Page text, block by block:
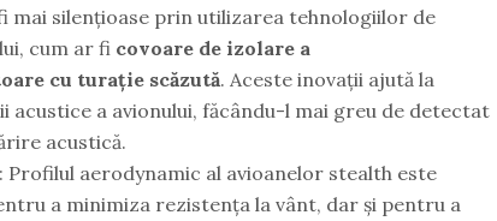
mai silențioase prin utilizarea tehnologiilor de
cum ar fi covoare de izolare a
cu turație scăzută. Aceste inovații ajută la
acustice a avionului, făcându-l mai greu de detectat
acustică.
: Profilul aerodynamic al avioanelor stealth este
a minimiza rezistența la vânt, dar și pentru a